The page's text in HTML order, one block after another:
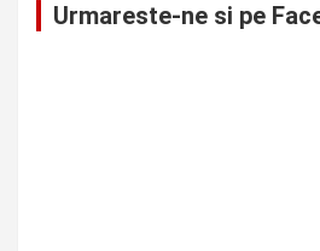
Urmareste-ne si pe